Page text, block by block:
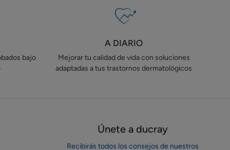
bajo
A DIARIO
Mejorar tu calidad de vida con soluciones
adaptadas a tus trastornos dermatológicos
Únete a ducray
Recibirás todos los consejos de nuestros